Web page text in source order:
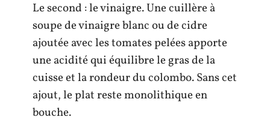
Le second : le vinaigre. Une cuillère à
soupe de vinaigre blanc ou de cidre
ajoutée avec les tomates pelées apporte
une acidité qui équilibre le gras de la
cuisse et la rondeur du colombo. Sans cet
ajout, le plat reste monolithique en
bouche.